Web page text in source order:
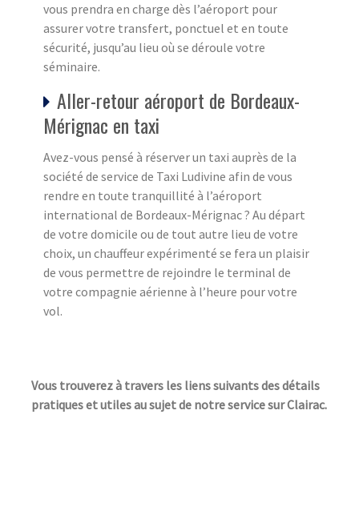
vous prendra en charge dès l’aéroport pour
assurer votre transfert, ponctuel et en toute
sécurité, jusqu’au lieu où se déroule votre
séminaire.
Aller-retour aéroport de Bordeaux-
Mérignac en taxi
Avez-vous pensé à réserver un taxi auprès de la
société de service de Taxi Ludivine afin de vous
rendre en toute tranquillité à l’aéroport
international de Bordeaux-Mérignac ? Au départ
de votre domicile ou de tout autre lieu de votre
choix, un chauffeur expérimenté se fera un plaisir
de vous permettre de rejoindre le terminal de
votre compagnie aérienne à l’heure pour votre
vol.
Vous trouverez à travers les liens suivants des détails
pratiques et utiles au sujet de notre service sur Clairac.